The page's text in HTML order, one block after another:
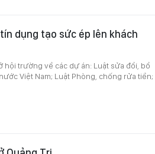
dụng tạo sức ép lên khách
hội trường về các dự án: Luật sửa đổi, bổ
Việt Nam; Luật Phòng, chống rửa tiền;